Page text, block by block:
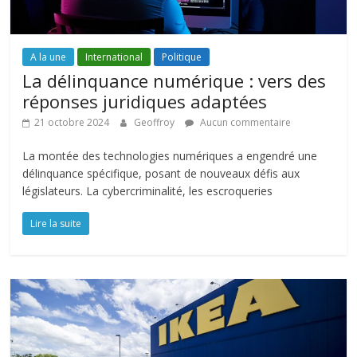
A la une International Politique
La délinquance numérique : vers des
réponses juridiques adaptées
21 octobre 2024 Geoffroy Aucun commentaire
La montée des technologies numériques a engendré une
délinquance spécifique, posant de nouveaux défis aux
législateurs. La cybercriminalité, les escroqueries
Lire la suite